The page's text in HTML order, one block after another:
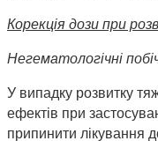
Корекція дози при
Негематологічні
У випадку розвитку
ефектів при
припинити лікування